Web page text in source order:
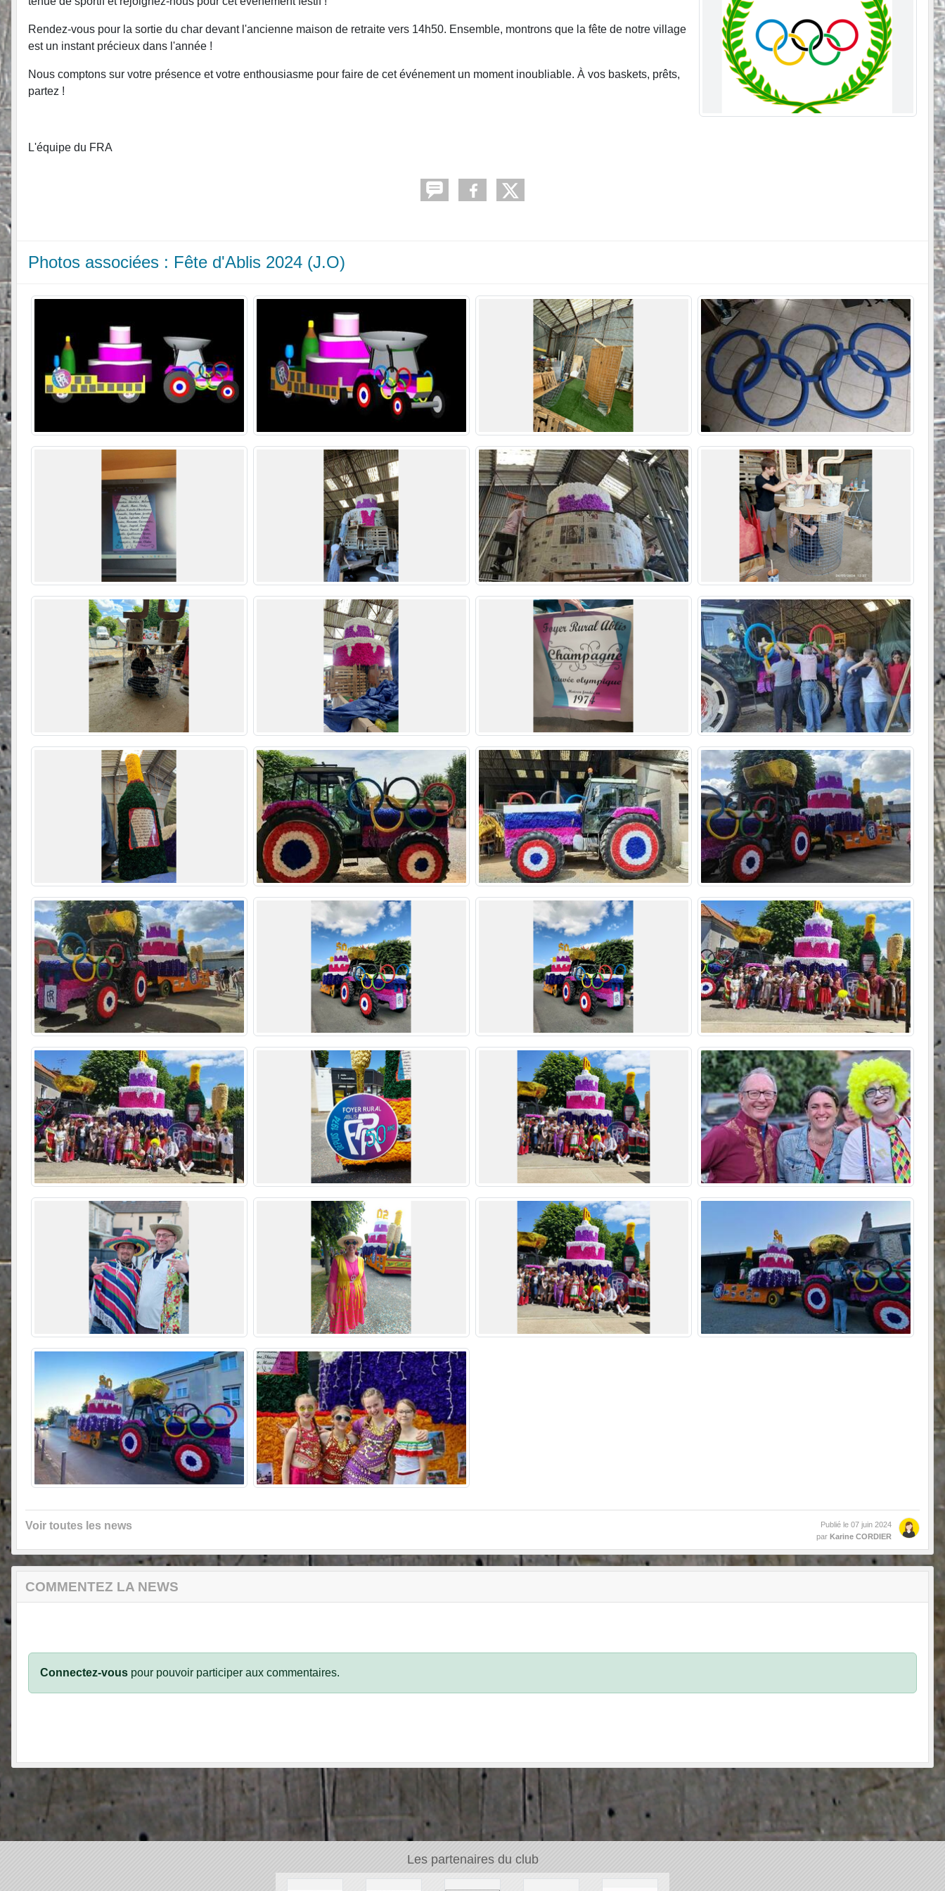
Rendez-vous pour la sortie du char devant l'ancienne maison de retraite vers 14h50. Ensemble, montrons que la fête de notre village
est un instant précieux dans l'année !
Nous comptons sur votre présence et votre enthousiasme pour faire de cet événement un moment inoubliable. À vos baskets, prêts,
partez !
L'équipe du FRA
Photos associées : Fête d'Ablis 2024 (J.O)
Voir toutes les news Publié le 07 juin 2024
par Karine CORDIER
COMMENTEZ LA NEWS
Connectez-vous pour pouvoir participer aux commentaires.
Les partenaires du club